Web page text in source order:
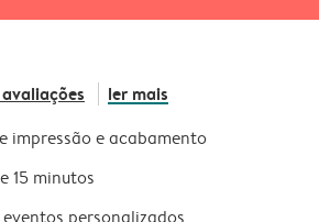
ler mais
impressão e acabamento
15 minutos
personalizados